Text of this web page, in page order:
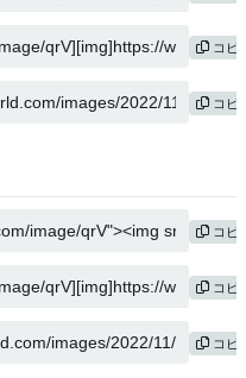
コピー
コピー
コピー
コピー
コピー